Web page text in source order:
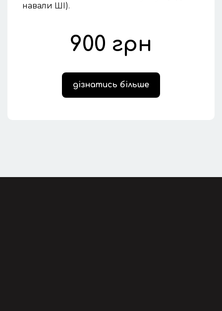
навали ШІ).
900 грн
дізнатись більше